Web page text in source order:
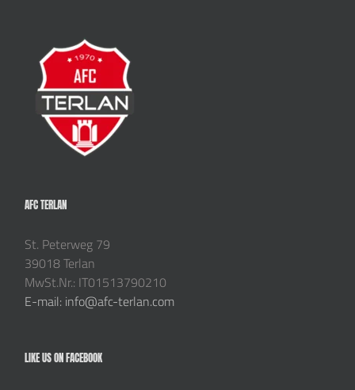
AFC TERLAN
St. Peterweg 79
39018 Terlan
MwSt.Nr.: IT01513790210
E-mail: info@afc-terlan.com
LIKE US ON FACEBOOK